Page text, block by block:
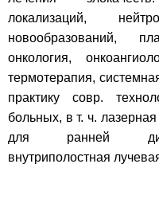
локализаций,
новообразований,
онкология,
термотерапия,
практику совр.
больных, в т. ч.
для ранней
внутриполостная